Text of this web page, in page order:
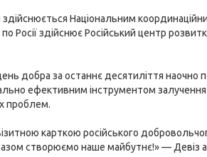
Національним
Росії здійснює Російський центр
добра за останнє десятиліття наочно
ефективним інструментом залучення
проблем.
карткою російського
створюємо наше майбутнє!» — Девіз